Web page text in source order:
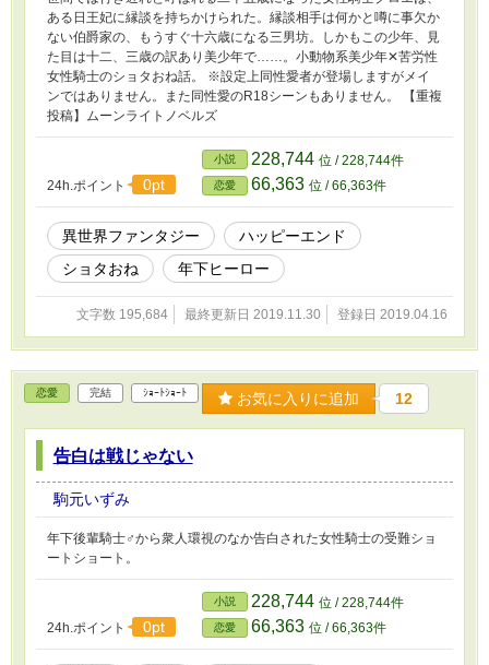
ある日王妃に縁談を持ちかけられた。縁談相手は何かと噂に事欠か
ない伯爵家の、もうすぐ十六歳になる三男坊。しかもこの少年、見
た目は十二、三歳の訳あり美少年で……。小動物系美少年✕苦労性
女性騎士のショタおね話。 ※設定上同性愛者が登場しますがメイ
ンではありません。また同性愛のR18シーンもありません。 【重複
投稿】ムーンライトノベルズ
24h.ポイント 0pt
小説 228,744 位 / 228,744件
恋愛 66,363 位 / 66,363件
異世界ファンタジー
ハッピーエンド
ショタおね
年下ヒーロー
文字数 195,684 最終更新日 2019.11.30 登録日 2019.04.16
恋愛 完結 ｼｮｰﾄｼｮｰﾄ お気に入りに追加 12
告白は戦じゃない
駒元いずみ
年下後輩騎士♂から衆人環視のなか告白された女性騎士の受難ショ
ートショート。
24h.ポイント 0pt
小説 228,744 位 / 228,744件
恋愛 66,363 位 / 66,363件